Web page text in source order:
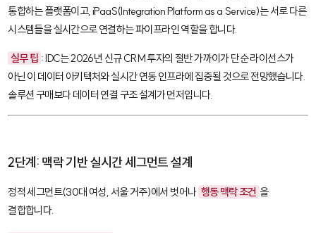
통합하는 플랫폼이고,iPaaS(Integration Platform as a Service)는 서로 다른
시스템들을 실시간으로 연결하는 파이프라인 역할을 합니다.
실무 팁 : IDC는 2026년 신규 CRM 투자의 절반 가까이가 단순 라이선스가
아닌 이 데이터 아키텍처와 실시간 연동 인프라에 집중될 것으로 전망했습니다.
솔루션 구매보다 데이터 연결 구조 설계가 먼저입니다.
2단계: 맥락 기반 실시간 세그먼트 설계
정적 세그먼트(30대 여성, 서울 거주)에서 벗어나 행동 맥락 조건 을
결합합니다.